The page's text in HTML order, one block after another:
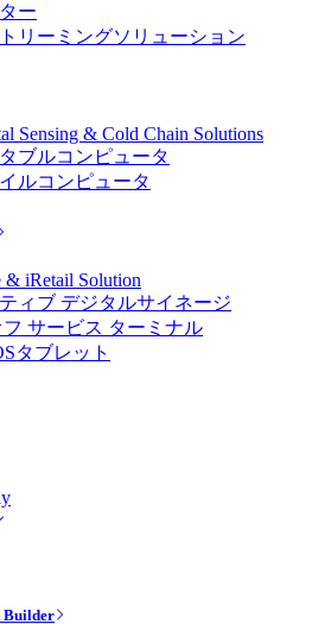
ー
リーミングソリューション
Sensing & Cold Chain Solutions
ブルコンピュータ
ルコンピュータ
& iRetail Solution
ィブ デジタルサイネージ
サービス ターミナル
タブレット
Builder